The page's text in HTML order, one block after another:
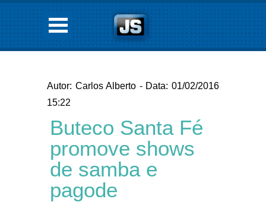
Autor: Carlos Alberto - Data: 01/02/2016
15:22
Buteco Santa Fé
promove shows
de samba e
pagode